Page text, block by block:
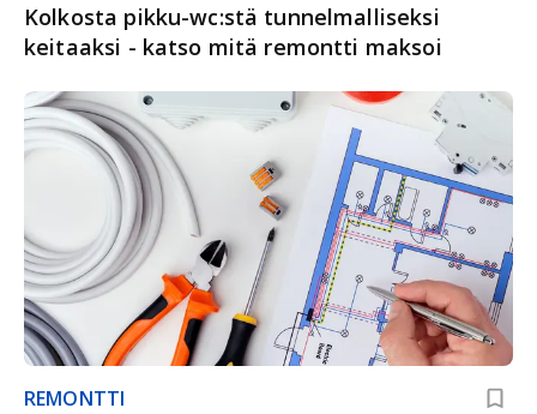
Kolkosta pikku-wc:stä tunnelmalliseksi
keitaaksi - katso mitä remontti maksoi
REMONTTI